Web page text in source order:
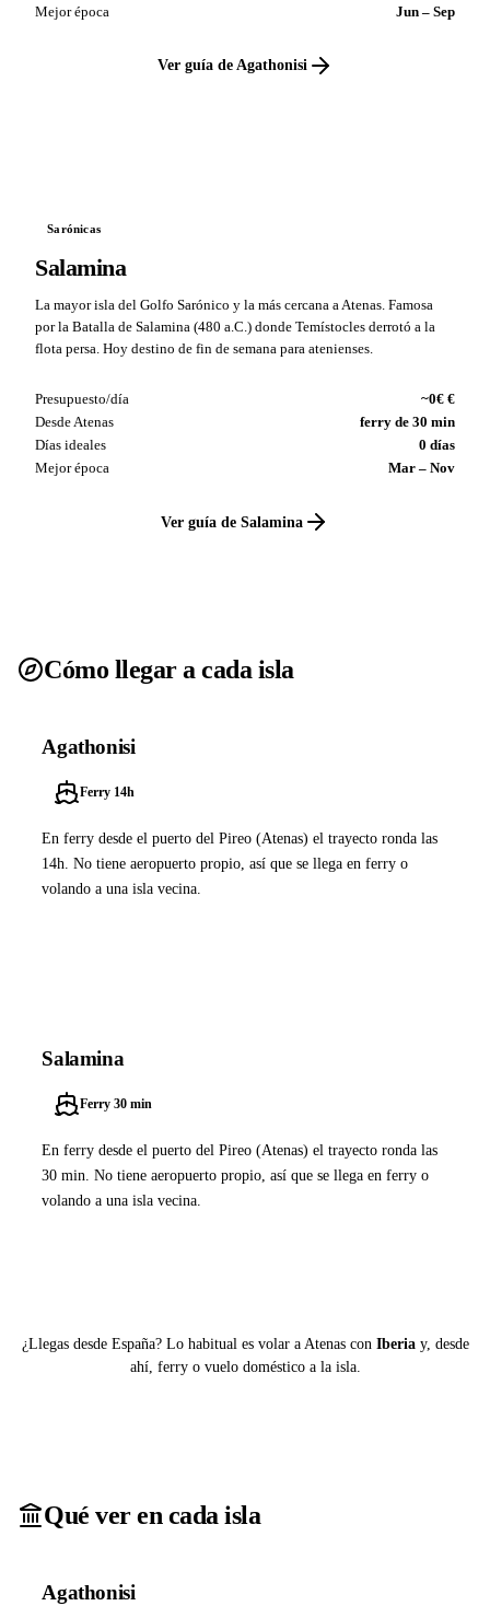
Mejor época Jun – Sep
Ver guía de Agathonisi
Sarónicas
Salamina
La mayor isla del Golfo Sarónico y la más cercana a Atenas. Famosa
por la Batalla de Salamina (480 a.C.) donde Temístocles derrotó a la
flota persa. Hoy destino de fin de semana para atenienses.
Presupuesto/día
~0€ €
Desde Atenas
ferry de 30 min
Días ideales
0 días
Mejor época
Mar – Nov
Ver guía de Salamina
Cómo llegar a cada isla
Agathonisi
Ferry 14h
En ferry desde el puerto del Pireo (Atenas) el trayecto ronda las
14h. No tiene aeropuerto propio, así que se llega en ferry o
volando a una isla vecina.
Salamina
Ferry 30 min
En ferry desde el puerto del Pireo (Atenas) el trayecto ronda las
30 min. No tiene aeropuerto propio, así que se llega en ferry o
volando a una isla vecina.
¿Llegas desde España? Lo habitual es volar a Atenas con Iberiay, desde
ahí, ferry o vuelo doméstico a la isla.
Qué ver en cada isla
Agathonisi